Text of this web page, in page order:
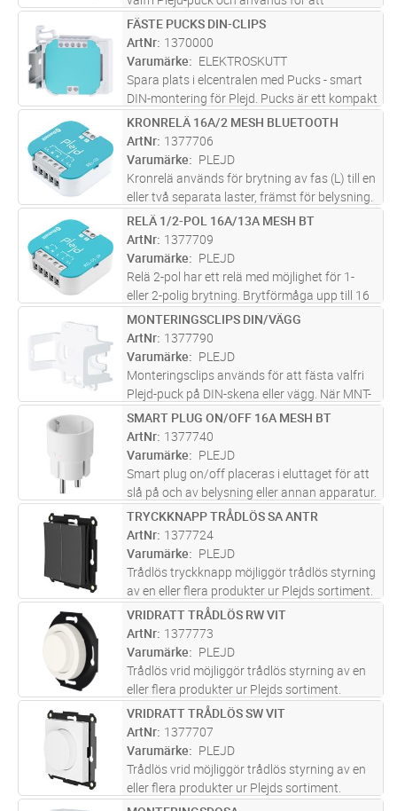
tidsfunktioner, som astrour, ska bibehållas vid
strömavbrott i Plejd-systemet. Det behövs
endast en BAT-01 per Plejd ...läs mer
ST Lägg i kundvagn
FÄSTE PUCKS DIN-CLIPS
ArtNr 1370000
Varumärke
ELEKTROSKUTT
Spara plats i elcentralen med Pucks - smart
DIN-montering för Plejd. Pucks är ett kompakt
fäste som monterar Plejd-enheter på
kortsidan och frigör upp till 60% mer utrymme
i elcentralen. Det fungerar
ST Lägg i kundvagn
KRONRELÄ 16A/2 MESH BLUETOOTH
ArtNr 1377706
Varumärke
PLEJD
Kronrelä används för brytning av fas (L) till en
eller två separata laster, främst för belysning.
Produkten har två reläutgångar med en total
brytförmåga på upp till 16 A (t.ex. 10 + 6 A)
och har nol...läs mer
ST Lägg i kundvagn
RELÄ 1/2-POL 16A/13A MESH BT
ArtNr 1377709
Varumärke
PLEJD
Relä 2-pol har ett relä med möjlighet för 1-
eller 2-polig brytning. Brytförmåga upp till 16
A vid 1-pol, 13 A vid 2-pol. REL-01-2P har två
separata ingångar för styrning med
återfjädrande tryckknapp
ST Lägg i kundvagn
MONTERINGSCLIPS DIN/VÄGG
ArtNr 1377790
Varumärke
PLEJD
Monteringsclips används för att fästa valfri
Plejd-puck på DIN-skena eller vägg. När MNT-
01 är monterad snäpps pucken enkelt på
plats.
ST Lägg i kundvagn
SMART PLUG ON/OFF 16A MESH BT
ArtNr 1377740
Varumärke
PLEJD
Smart plug on/off placeras i eluttaget för att
slå på och av belysning eller annan apparatur.
Styr pluggen trådlöst genom andra produkter
från Plejd eller direkt med appen via
Bluetooth®. Kan även st
ST Lägg i kundvagn
TRYCKKNAPP TRÅDLÖS SA ANTR
ArtNr 1377724
Varumärke
PLEJD
Trådlös tryckknapp möjliggör trådlös styrning
av en eller flera produkter ur Plejds sortiment.
Konfigureras i Plejd-appen. WPH-01 monteras
enkelt utanpå standard apparatdosa eller
med dubbelsidig tej...läs mer
ST Lägg i kundvagn
VRIDRATT TRÅDLÖS RW VIT
ArtNr 1377773
Varumärke
PLEJD
Trådlös vrid möjliggör trådlös styrning av en
eller flera produkter ur Plejds sortiment.
Konfigureras i Plejd-appen. WRT-01 monteras
enkelt utanpå standard apparatdosa eller
med dubbelsidig tejp elle
ST Lägg i kundvagn
VRIDRATT TRÅDLÖS SW VIT
ArtNr 1377707
Varumärke
PLEJD
Trådlös vrid möjliggör trådlös styrning av en
eller flera produkter ur Plejds sortiment.
Konfigureras i Plejd-appen. WRT-01 monteras